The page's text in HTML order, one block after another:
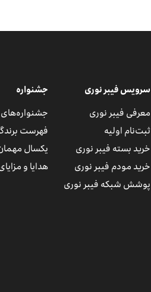
سرویس فیبر نوری
معرفی فیبر نوری
ثبت‌نام اولیه
خرید بسته فیبر نوری
خرید مودم فیبر نوری
پوشش شبکه فیبر نوری
جشنواره
جشنواره‌های
فهرست
یکسال
هدایا و